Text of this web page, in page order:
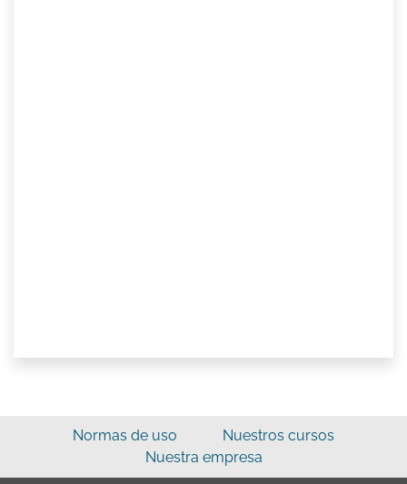
Normas de uso
Nuestros cursos
Nuestra empresa